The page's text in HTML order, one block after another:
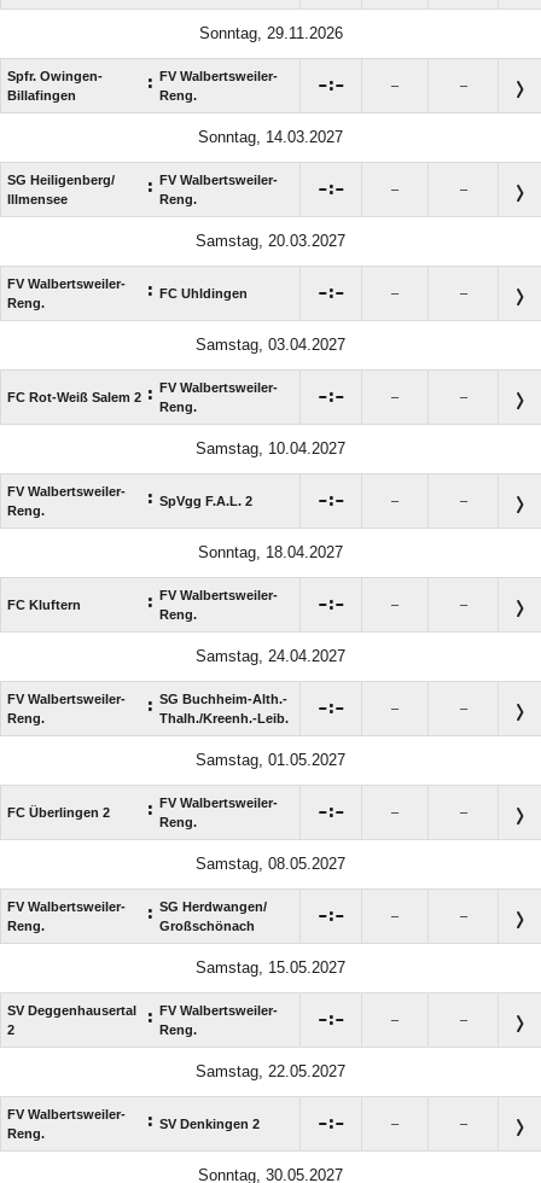
Sonntag, 29.11.2026
Spfr. Owingen-
Billafingen
: FV Walbertsweiler-
Reng.
: – –
Sonntag, 14.03.2027
SG Heiligenberg/​
Illmensee
: FV Walbertsweiler-
Reng.
: – –
Samstag, 20.03.2027
FV Walbertsweiler-
Reng.
: FC Uhldingen : – –
Samstag, 03.04.2027
FC Rot-Weiß Salem 2 : FV Walbertsweiler-
Reng.
: – –
Samstag, 10.04.2027
FV Walbertsweiler-
Reng.
: SpVgg F.A.L. 2 : – –
Sonntag, 18.04.2027
FC Kluftern : FV Walbertsweiler-
Reng.
: – –
Samstag, 24.04.2027
FV Walbertsweiler-
Reng.
: SG Buchheim-Alth.-
Thalh./​Kreenh.-Leib.
: – –
Samstag, 01.05.2027
FC Überlingen 2 : FV Walbertsweiler-
Reng.
: – –
Samstag, 08.05.2027
FV Walbertsweiler-
Reng.
: SG Herdwangen/​
Großschönach
: – –
Samstag, 15.05.2027
SV Deggenhausertal
2
: FV Walbertsweiler-
Reng.
: – –
Samstag, 22.05.2027
FV Walbertsweiler-
Reng.
: SV Denkingen 2 : – –
Sonntag, 30.05.2027